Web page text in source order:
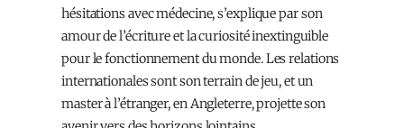
hésitations avec médecine, s’explique par son
amour de l’écriture et la curiosité inextinguible
pour le fonctionnement du monde. Les relations
internationales sont son terrain de jeu, et un
master à l’étranger, en Angleterre, projette son